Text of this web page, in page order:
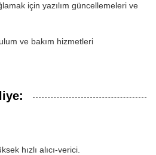
için yazılım güncellemeleri ve
ve bakım hizmetleri
hızlı alıcı-verici.